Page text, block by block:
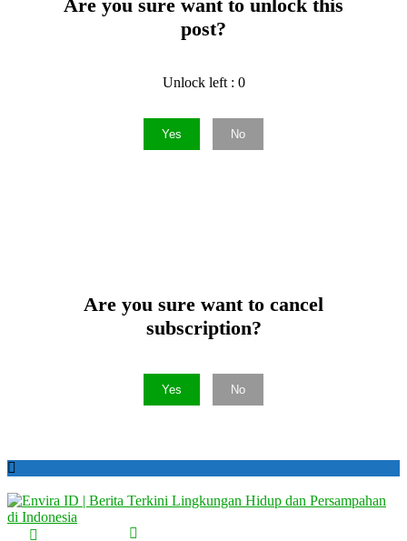
Are you sure want to unlock this
post?
Unlock left : 0
Yes No
Are you sure want to cancel
subscription?
Yes No